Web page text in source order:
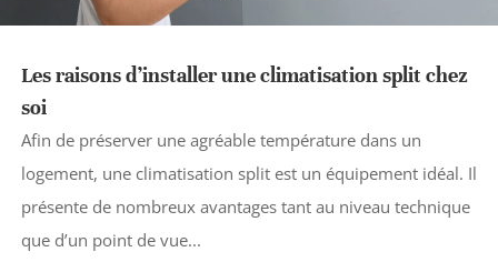
Les raisons d’installer une climatisation split chez
soi
Afin de préserver une agréable température dans un
logement, une climatisation split est un équipement idéal. Il
présente de nombreux avantages tant au niveau technique
que d’un point de vue...